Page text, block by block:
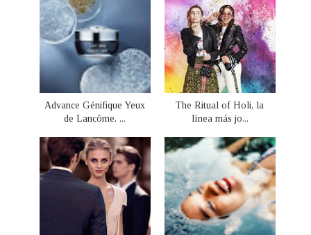
Advance Génifique Yeux
de Lancôme, ...
The Ritual of Holi, la
línea más jo...